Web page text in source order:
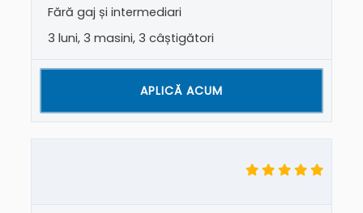
Fără gaj și intermediari
3 luni, 3 masini, 3 câștigători
APLICĂ ACUM